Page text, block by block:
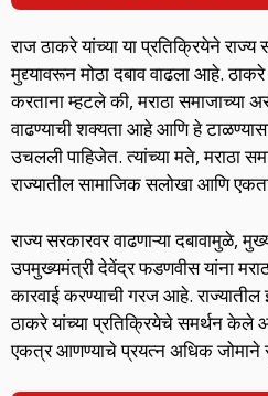
राज ठाकरे यांच्या या प्रतिक्रियेने राज्य
मुद्द्यावरून मोठा दबाव वाढला आहे.
करताना म्हटले की, मराठा समाजाच्या
वाढण्याची शक्यता आहे आणि हे
उचलली पाहिजेत. त्यांच्या मते, मराठा
राज्यातील सामाजिक सलोखा आणि
राज्य सरकारवर वाढणाऱ्या दबावामुळे,
उपमुख्यमंत्री देवेंद्र फडणवीस यांना
कारवाई करण्याची गरज आहे. राज्यातील
ठाकरे यांच्या प्रतिक्रियेचे समर्थन केले
एकत्र आणण्याचे प्रयत्न अधिक